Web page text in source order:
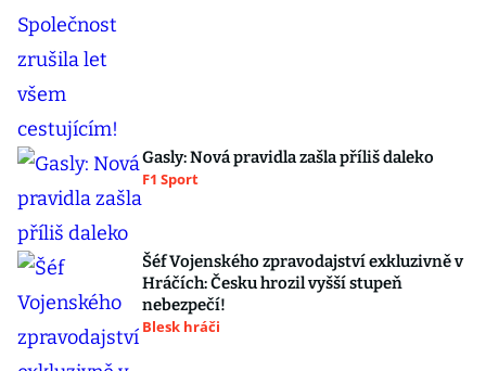
Gasly: Nová pravidla zašla příliš daleko
F1 Sport
Šéf Vojenského zpravodajství exkluzivně v
Hráčích: Česku hrozil vyšší stupeň
nebezpečí!
Blesk hráči